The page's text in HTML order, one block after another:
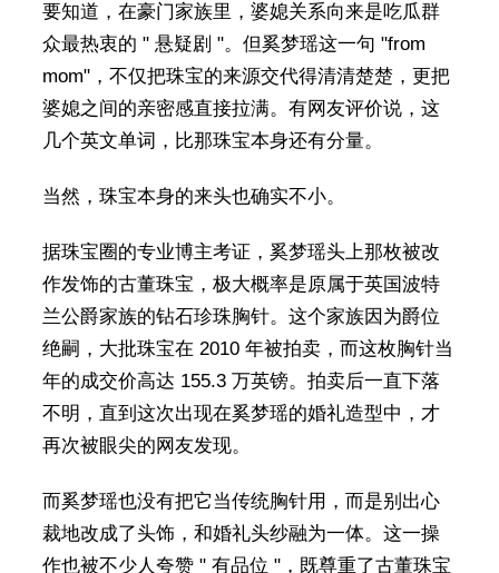
要知道，在豪门家族里，婆媳关系向来是吃瓜群
众最热衷的 " 悬疑剧 "。但奚梦瑶这一句 "from
mom"，不仅把珠宝的来源交代得清清楚楚，更把
婆媳之间的亲密感直接拉满。有网友评价说，这
几个英文单词，比那珠宝本身还有分量。
当然，珠宝本身的来头也确实不小。
据珠宝圈的专业博主考证，奚梦瑶头上那枚被改
作发饰的古董珠宝，极大概率是原属于英国波特
兰公爵家族的钻石珍珠胸针。这个家族因为爵位
绝嗣，大批珠宝在 2010 年被拍卖，而这枚胸针当
年的成交价高达 155.3 万英镑。拍卖后一直下落
不明，直到这次出现在奚梦瑶的婚礼造型中，才
再次被眼尖的网友发现。
而奚梦瑶也没有把它当传统胸针用，而是别出心
裁地改成了头饰，和婚礼头纱融为一体。这一操
作也被不少人夸赞 " 有品位 "，既尊重了古董珠宝